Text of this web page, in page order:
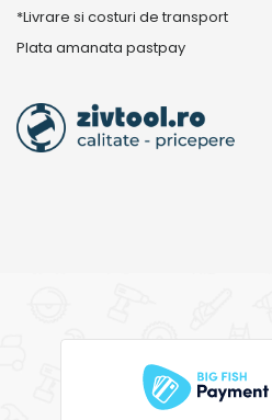
*Livrare si costuri de transport
Plata amanata pastpay